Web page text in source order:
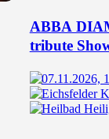
ABBA
tribute
07.11.2026,
Eichsfelder
Heilbad